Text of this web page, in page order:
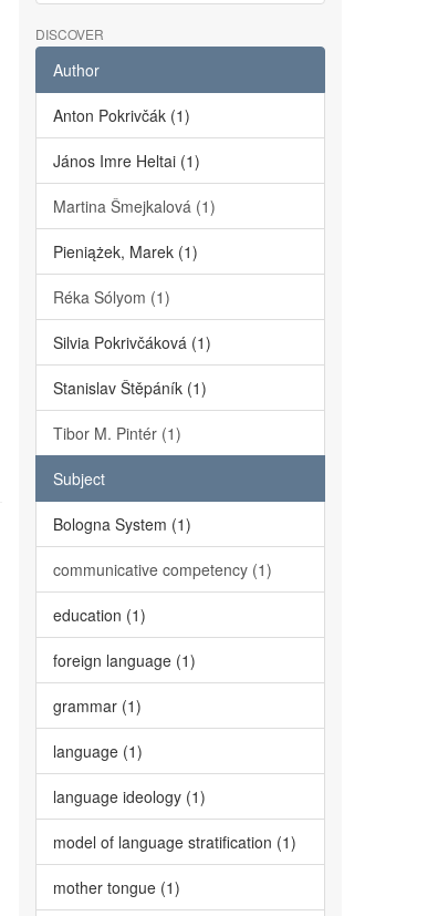
DISCOVER
Author
Anton Pokrivčák (1)
János Imre Heltai (1)
Martina Šmejkalová (1)
Pieniążek, Marek (1)
Réka Sólyom (1)
Silvia Pokrivčáková (1)
Stanislav Štěpáník (1)
Tibor M. Pintér (1)
Subject
Bologna System (1)
communicative competency (1)
education (1)
foreign language (1)
grammar (1)
language (1)
language ideology (1)
model of language stratification (1)
mother tongue (1)